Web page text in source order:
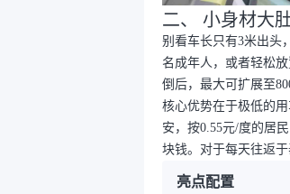
二、 小身材大
别看车长只有3米出头
名成年人，或者轻松
倒后，最大可扩展至
核心优势在于极低的
安，按0.55元/度的居
块钱。对于每天往返
亮点配置